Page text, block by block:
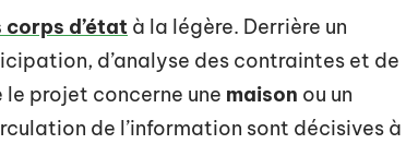
d’état à la légère. Derrière un
d’analyse des contraintes et de
projet concerne une maison ou un
de l’information sont décisives à